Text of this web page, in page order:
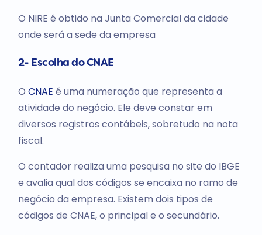
O NIRE é obtido na Junta Comercial da cidade
onde será a sede da empresa
2- Escolha do CNAE
O CNAE é uma numeração que representa a
atividade do negócio. Ele deve constar em
diversos registros contábeis, sobretudo na nota
fiscal.
O contador realiza uma pesquisa no site do IBGE
e avalia qual dos códigos se encaixa no ramo de
negócio da empresa. Existem dois tipos de
códigos de CNAE, o principal e o secundário.